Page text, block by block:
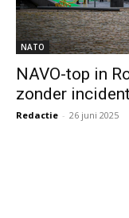
NATO
NAVO-top in
zonder
Redactie - 26 juni 2025